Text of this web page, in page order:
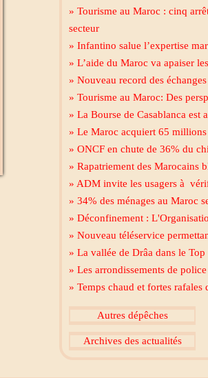
» Tourisme au Maroc : cinq
secteur
» Infantino salue l’expertise
» L’aide du Maroc va apaiser
» Nouveau record des
» Tourisme au Maroc: Des
» La Bourse de Casablanca est
» Le Maroc acquiert 65
» ONCF en chute de 36% du
» Rapatriement des Marocains
» ADM invite les usagers à
» 34% des ménages au Maroc
» Déconfinement :
» Nouveau téléservice
» La vallée de Drâa dans le
» Les arrondissements de
» Temps chaud et fortes rafales
Autres dépêches
Archives des actualités